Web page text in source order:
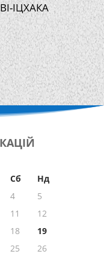
ІЦХАКА
Сб
Нд
4
5
11
12
18
19
25
26